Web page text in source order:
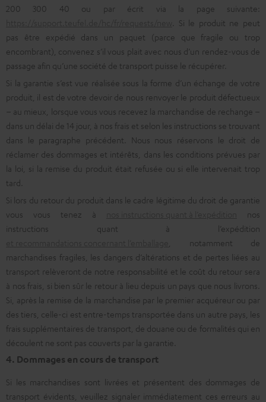
200 300 40 ou par écrit via la page suivante:
. Si le produit ne peut
pas être expédié dans un paquet (parce que fragile ou trop
encombrant), convenez s’il vous plait avec nous d’un rendez-vous de
passage afin qu’une société de transport puisse le récupérer.
Si la garantie s’est vue réalisée sous la forme d’un échange de votre
produit, il est de votre devoir de nous renvoyer le produit défectueux
– au mieux, lorsque vous vous recevez la marchandise de rechange –
dans un délai de 14 jour, à nos frais et selon les instructions se trouvant
dans le paragraphe précédent. Nous nous réservons le droit de
réclamer des dommages et intérêts, dans les conditions prévues par
la loi, si la remise du produit était refusée ou si elle intervenait trop
tard.
Si lors du retour du produit dans le cadre légitime du droit de garantie
vous vous tenez à
nos
instructions quant à l’expédition
, notamment de
marchandises fragiles, les dangers d’altérations et de pertes liées au
transport relèveront de notre responsabilité et le coût du retour sera
à nos frais, si bien sûr le retour à lieu depuis un pays que nous livrons.
Si, après la remise de la marchandise par le premier acquéreur ou par
des tiers, celle-ci est entre-temps transportée dans un autre pays, les
frais supplémentaires de transport, de douane ou de formalités qui en
découlent ne sont pas couverts par la garantie.
4. Dommages en cours de transport
Si les marchandises sont livrées et présentent des dommages de
transport évidents, veuillez signaler immédiatement ces erreurs au